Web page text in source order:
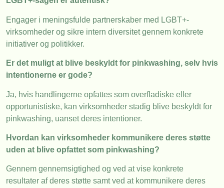
Engager i meningsfulde partnerskaber med LGBT+-
virksomheder og sikre intern diversitet gennem konkrete
initiativer og politikker.
Er det muligt at blive beskyldt for pinkwashing, selv hvis
intentionerne er gode?
Ja, hvis handlingerne opfattes som overfladiske eller
opportunistiske, kan virksomheder stadig blive beskyldt for
pinkwashing, uanset deres intentioner.
Hvordan kan virksomheder kommunikere deres støtte
uden at blive opfattet som pinkwashing?
Gennem gennemsigtighed og ved at vise konkrete
resultater af deres støtte samt ved at kommunikere deres